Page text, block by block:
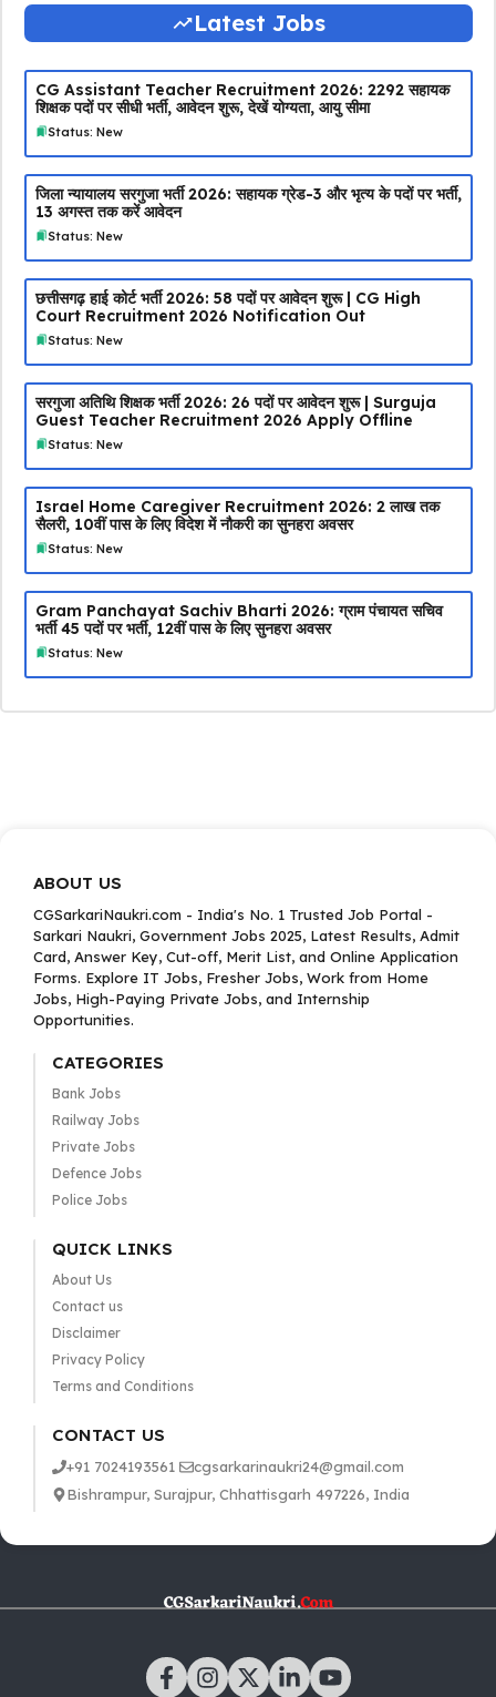
Latest Jobs
CG Assistant Teacher Recruitment 2026: 2292 सहायक
शिक्षक पदों पर सीधी भर्ती, आवेदन शुरू, देखें योग्यता, आयु सीमा
Status: New
जिला न्यायालय सरगुजा भर्ती 2026: सहायक ग्रेड-3 और भृत्य के पदों पर भर्ती,
13 अगस्त तक करें आवेदन
Status: New
छत्तीसगढ़ हाई कोर्ट भर्ती 2026: 58 पदों पर आवेदन शुरू | CG High
Court Recruitment 2026 Notification Out
Status: New
सरगुजा अतिथि शिक्षक भर्ती 2026: 26 पदों पर आवेदन शुरू | Surguja
Guest Teacher Recruitment 2026 Apply Offline
Status: New
Israel Home Caregiver Recruitment 2026: ₹2 लाख तक
सैलरी, 10वीं पास के लिए विदेश में नौकरी का सुनहरा अवसर
Status: New
Gram Panchayat Sachiv Bharti 2026: ग्राम पंचायत सचिव
भर्ती 45 पदों पर भर्ती, 12वीं पास के लिए सुनहरा अवसर
Status: New
ABOUT US
CGSarkariNaukri.com - India's No. 1 Trusted Job Portal -
Sarkari Naukri, Government Jobs 2025, Latest Results, Admit
Card, Answer Key, Cut-off, Merit List, and Online Application
Forms. Explore IT Jobs, Fresher Jobs, Work from Home
Jobs, High-Paying Private Jobs, and Internship
Opportunities.
CATEGORIES
Bank Jobs
Railway Jobs
Private Jobs
Defence Jobs
Police Jobs
QUICK LINKS
About Us
Contact us
Disclaimer
Privacy Policy
Terms and Conditions
CONTACT US
+91 7024193561
cgsarkarinaukri24@gmail.com
Bishrampur, Surajpur, Chhattisgarh 497226, India